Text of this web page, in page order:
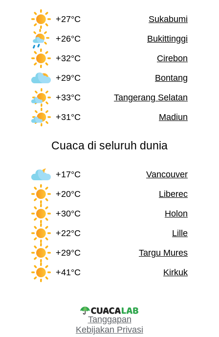
+27°C
Sukabumi
+26°C
Bukittinggi
+32°C
Cirebon
+29°C
Bontang
+33°C
Tangerang Selatan
+31°C
Madiun
Cuaca di seluruh dunia
+17°C
Vancouver
+20°C
Liberec
+30°C
Holon
+22°C
Lille
+29°C
Targu Mures
+41°C
Kirkuk
Tanggapan
Kebijakan Privasi